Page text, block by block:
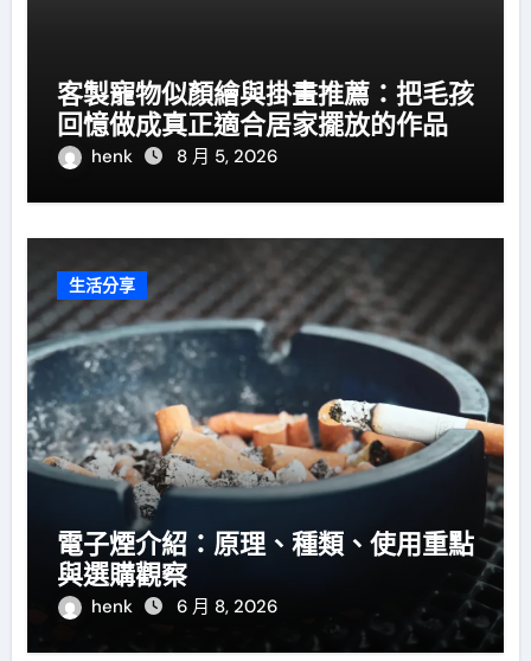
客製寵物似顏繪與掛畫推薦：把毛孩
回憶做成真正適合居家擺放的作品
henk 8 月 5, 2026
生活分享
電子煙介紹：原理、種類、使用重點
與選購觀察
henk 6 月 8, 2026